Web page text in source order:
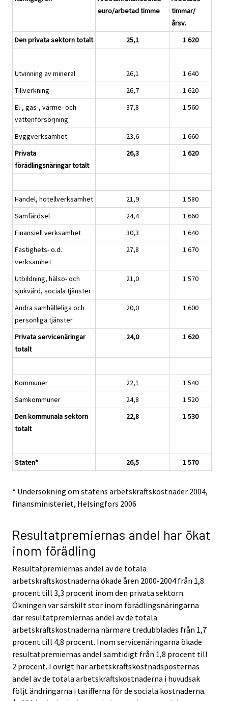
euro/arbetad timme
timmar/
årsv.
Den privata sektorn totalt
25,1 1 620
Utvinning av mineral 26,1
1 640
Tillverkning
26,7
1 620
El-, gas-, värme- och
vattenförsörjning
37,8 1 560
Byggverksamhet 23,6
1 660
Privata
förädlingsnäringar totalt
26,3 1 620
Handel, hotellverksamhet 21,9
1 580
Samfärdsel
24,4
1 660
Finansiell verksamhet
30,3
1 640
Fastighets- o.d.
verksamhet
27,8 1 670
Utbildning, hälso- och
sjukvård, sociala tjänster
21,0 1 570
Andra samhälleliga och
personliga tjänster
20,0 1 600
Privata servicenäringar
totalt
24,0 1 620
Kommuner 22,1
1 540
Samkommuner
24,8
1 520
Den kommunala sektorn
totalt
22,8 1 530
Staten* 26,5 1 570
* Undersökning om statens arbetskraftskostnader 2004,
finansministeriet, Helsingfors 2006
Resultatpremiernas andel har ökat
inom förädling
Resultatpremiernas andel av de totala
arbetskraftskostnaderna ökade åren 2000-2004 från 1,8
procent till 3,3 procent inom den privata sektorn.
Ökningen var särskilt stor inom förädlingsnäringarna
där resultatpremiernas andel av de totala
arbetskraftskostnaderna närmare tredubblades från 1,7
procent till 4,8 procent. Inom servicenäringarna ökade
resultatpremiernas andel samtidigt från 1,8 procent till
2 procent. I övrigt har arbetskraftskostnadsposternas
andel av de totala arbetskraftskostnaderna i huvudsak
följt ändringarna i tarifferna för de sociala kostnaderna.